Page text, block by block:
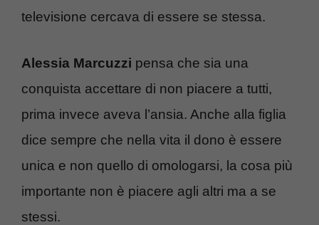
televisione cercava di essere se stessa.
Alessia Marcuzzi pensa che sia una
conquista accettare di non piacere a tutti,
prima invece aveva l’ansia. Anche alla figlia
dice sempre che nella vita il dono è essere
unica e non quello di omologarsi, la cosa più
importante non è piacere agli altri ma a se
stessi.